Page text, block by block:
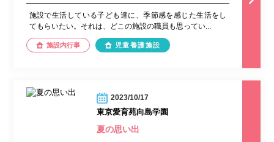
施設で生活している子ども達に、季節感を感じた生活をし
てもらいたい。それは、どこの施設の職員も思ってい...
施設内行事 児童養護施設
2023/10/17
東京愛育苑向島学園
夏の思い出